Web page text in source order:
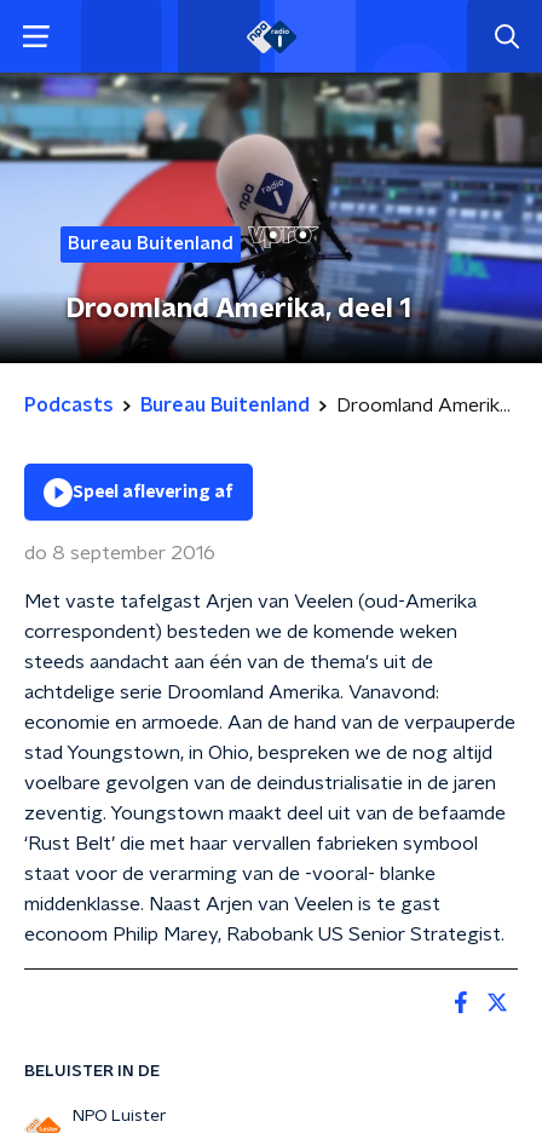
Bureau Buitenland
Droomland Amerika, deel 1
Podcasts Bureau Buitenland Droomland Amerika, deel 1
BELUISTER IN DE
NPO Luister
Speel aflevering af
do 8 september 2016
Met vaste tafelgast Arjen van Veelen (oud-Amerika
correspondent) besteden we de komende weken
steeds aandacht aan één van de thema's uit de
achtdelige serie Droomland Amerika. Vanavond:
economie en armoede. Aan de hand van de verpauperde
stad Youngstown, in Ohio, bespreken we de nog altijd
voelbare gevolgen van de deindustrialisatie in de jaren
zeventig. Youngstown maakt deel uit van de befaamde
‘Rust Belt’ die met haar vervallen fabrieken symbool
staat voor de verarming van de -vooral- blanke
middenklasse. Naast Arjen van Veelen is te gast
econoom Philip Marey, Rabobank US Senior Strategist.